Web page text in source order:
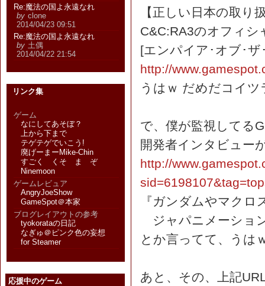
【正しい日本の取り
C&C:RA3のオフィシ
[エンパイア･オブ･
http://
うはｗ だめだコイツ
で、僕が監視してる
開発者インタビュー
http://
『ガンダムやマク
ジャパニメーショ
とか言ってて、うは
あと、その、上記
Re:魔法の国よ永遠なれ
by clone
2014/04/23 09:51
Re:魔法の国よ永遠なれ
by 土偶
2014/04/22 21:54
リンク集
ゲーム
なにしてあそぼ？
上から下まで
テゲテゲでいこう!
廃げーまーMike-Chin
すごく くそ ま ぞ
Ninemoon
ゲームレビュア
AngryJoeShow
GameSpot＠本家
ブログレイアウトの参考
tyokorataの日記
なぎゅ＠ピンク色の妄想
for Steamer
応援中のゲーム